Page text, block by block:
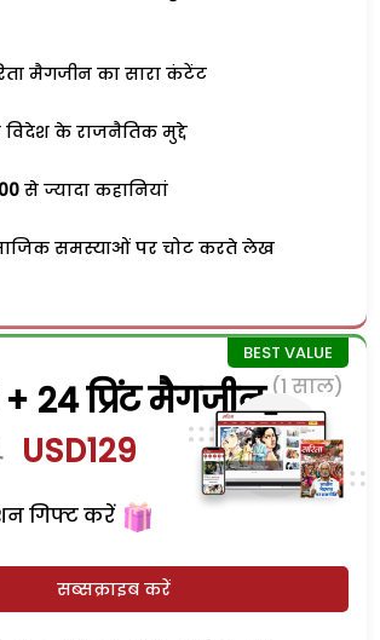
मैगजीन का सारा कंटेंट
के राजनैतिक मुद्दे
से ज्यादा कहानियां
समस्याओं पर चोट करते लेख
24 प्रिंट मैगजीन (1 साल)
USD129
गिफ्ट करें
सब्सक्राइब करें